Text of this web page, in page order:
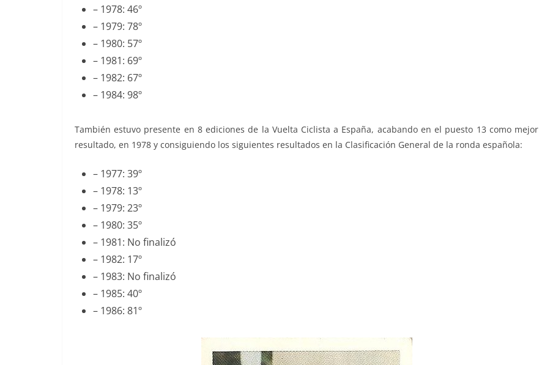
– 1978: 46º
– 1979: 78º
– 1980: 57º
– 1981: 69º
– 1982: 67º
– 1984: 98º
También estuvo presente en 8 ediciones de la Vuelta Ciclista a España, acabando en el puesto 13 como mejor
resultado, en 1978 y consiguiendo los siguientes resultados en la Clasificación General de la ronda española:
– 1977: 39º
– 1978: 13º
– 1979: 23º
– 1980: 35º
– 1981: No finalizó
– 1982: 17º
– 1983: No finalizó
– 1985: 40º
– 1986: 81º